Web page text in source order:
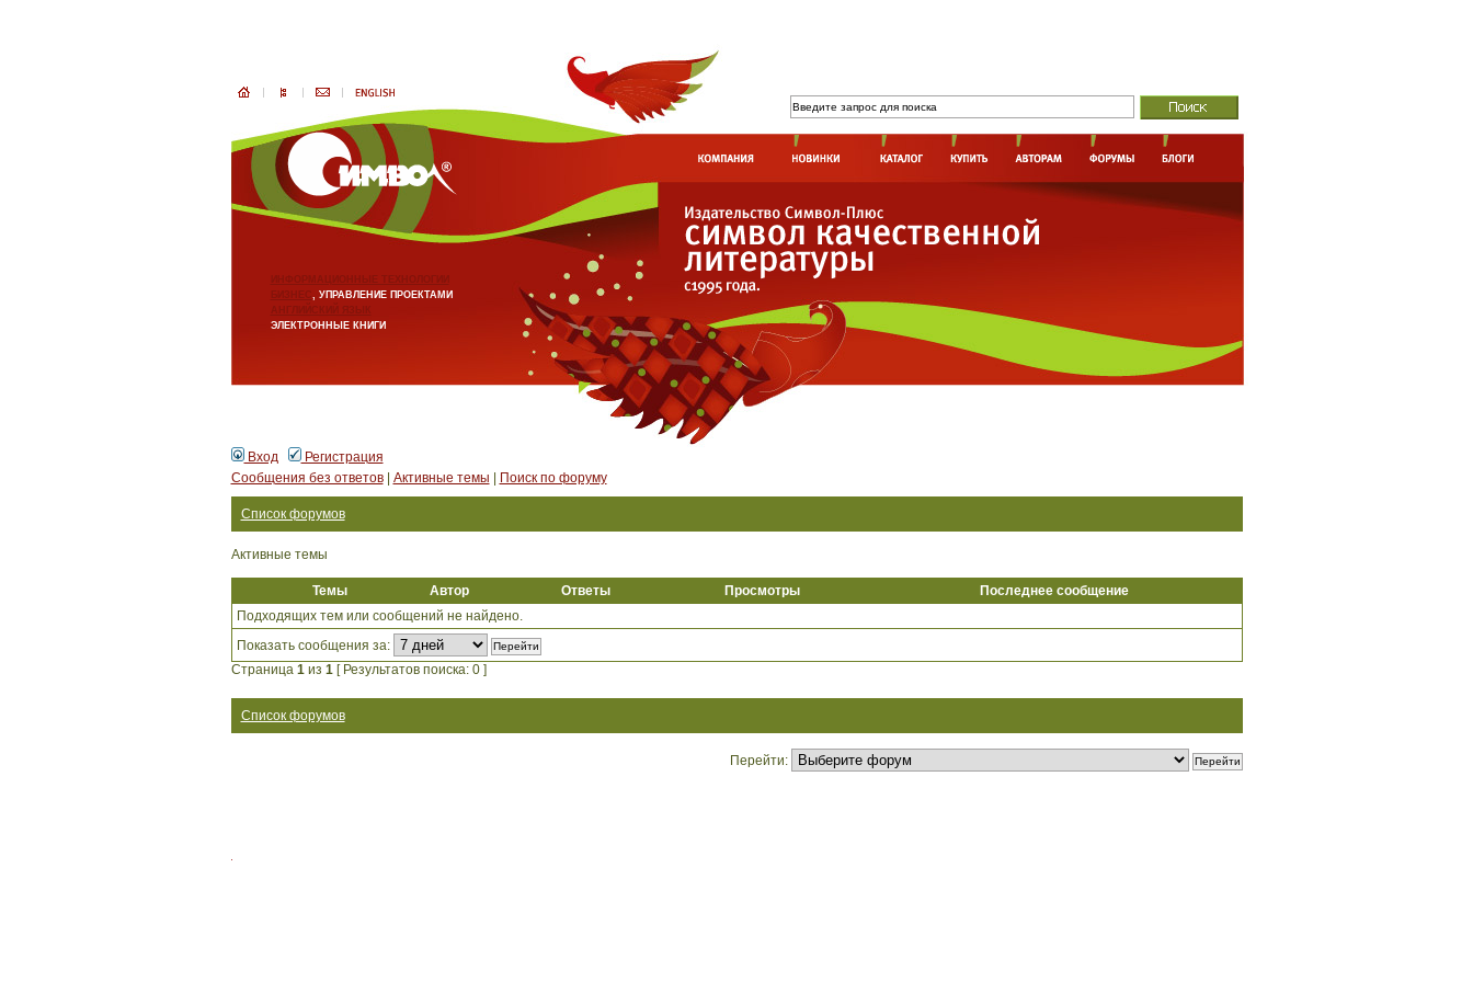
ИНФОРМАЦИОННЫЕ ТЕХНОЛОГИИ
БИЗНЕС, УПРАВЛЕНИЕ ПРОЕКТАМИ
АНГЛИЙСКИЙ ЯЗЫК
ЭЛЕКТРОННЫЕ КНИГИ
Вход
Регистрация
Сообщения без ответов| Активные темы Поиск по форуму
Список форумов
Активные темы
Темы Автор Ответы Просмотры
Последнее сообщение
Подходящих тем или сообщений не найдено.
Показать сообщения за:
Страница 1из 1[ Результатов поиска: 0 ]
Список форумов
Перейти: